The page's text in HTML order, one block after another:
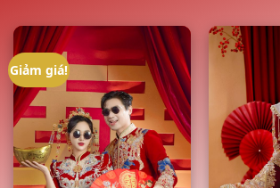
Giảm giá!